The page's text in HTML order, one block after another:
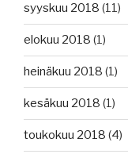
syyskuu 2018 (11)
elokuu 2018 (1)
heinäkuu 2018 (1)
kesäkuu 2018 (1)
toukokuu 2018 (4)